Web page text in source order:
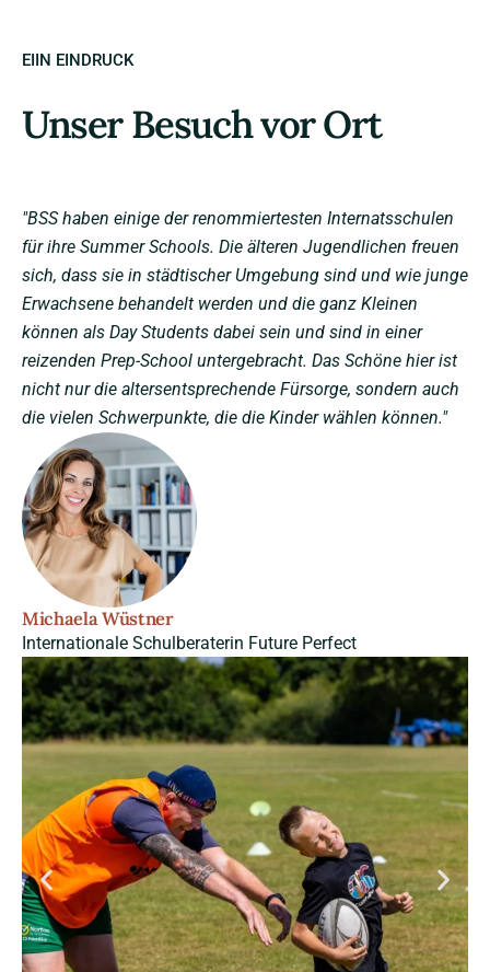
EIIN EINDRUCK
Unser Besuch vor Ort
"BSS haben einige der renommiertesten Internatsschulen
für ihre Summer Schools. Die älteren Jugendlichen freuen
sich, dass sie in städtischer Umgebung sind und wie junge
Erwachsene behandelt werden und die ganz Kleinen
können als Day Students dabei sein und sind in einer
reizenden Prep-School untergebracht. Das Schöne hier ist
nicht nur die altersentsprechende Fürsorge, sondern auch
die vielen Schwerpunkte, die die Kinder wählen können."
Michaela Wüstner
Internationale Schulberaterin Future Perfect